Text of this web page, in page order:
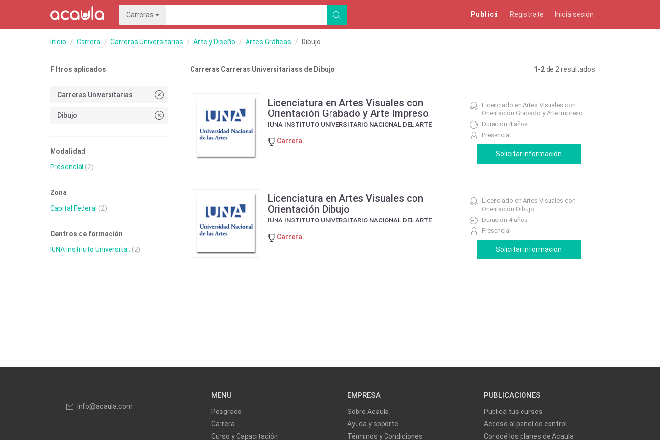
Carreras Publicá Registrate Iniciá sesión
Inicio Carrera Carreras Universitarias Arte y Diseño Artes Gráficas Dibujo
Filtros aplicados
Carreras Universitarias
Dibujo
Modalidad
Presencial (2)
Zona
Capital Federal (2)
Centros de formación
IUNA Instituto Universita... (2)
Carreras Carreras Universitariass de Dibujo 1-2de 2 resultados
Licenciatura en Artes Visuales con
Orientación Grabado y Arte Impreso
IUNA INSTITUTO UNIVERSITARIO NACIONAL DEL ARTE
Carrera
Licenciado en Artes Visuales con
Orientación Grabado y Arte Impreso
Duración 4 años
Presencial
Licenciatura en Artes Visuales con
Orientación Dibujo
IUNA INSTITUTO UNIVERSITARIO NACIONAL DEL ARTE
Carrera
Licenciado en Artes Visuales con
Orientación Dibujo
Duración 4 años
Presencial
info@acaula.com
MENU
Posgrado
Carrera
Curso y Capacitación
EMPRESA
Sobre Acaula
Ayuda y soporte
Términos y Condiciones
PUBLICACIONES
Publicá tus cursos
Acceso al panel de control
Conocé los planes de Acaula